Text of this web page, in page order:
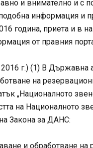
и внимателно и
информация и
година, приета и в
от правния
г.) (1) В Държавна
на
„Националното
на Националното
Закона за ДАНС:
и обработване